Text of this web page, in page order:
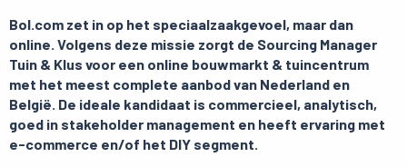
Bol.com zet in op het speciaalzaakgevoel, maar dan
online. Volgens deze missie zorgt de Sourcing Manager
Tuin & Klus voor een online bouwmarkt & tuincentrum
met het meest complete aanbod van Nederland en
België. De ideale kandidaat is commercieel, analytisch,
goed in stakeholder management en heeft ervaring met
e-commerce en/of het DIY segment.